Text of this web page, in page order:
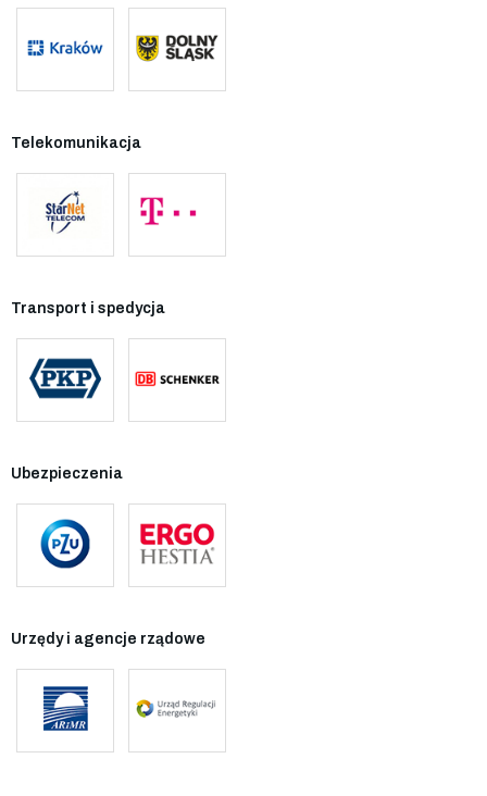
Telekomunikacja
Transport i spedycja
Ubezpieczenia
Urzędy i agencje rządowe